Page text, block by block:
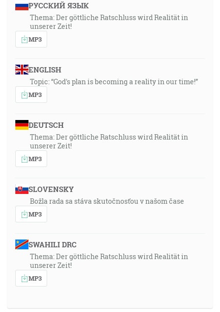
РУССКИЙ ЯЗЫК
Thema: Der göttliche Ratschluss wird Realität in
unserer Zeit!
MP3
ENGLISH
Topic: “God's plan is becoming a reality in our time!”
MP3
DEUTSCH
Thema: Der göttliche Ratschluss wird Realität in
unserer Zeit!
MP3
SLOVENSKY
Božla rada sa stáva skutočnosťou v našom čase
MP3
SWAHILI DRC
Thema: Der göttliche Ratschluss wird Realität in
unserer Zeit!
MP3